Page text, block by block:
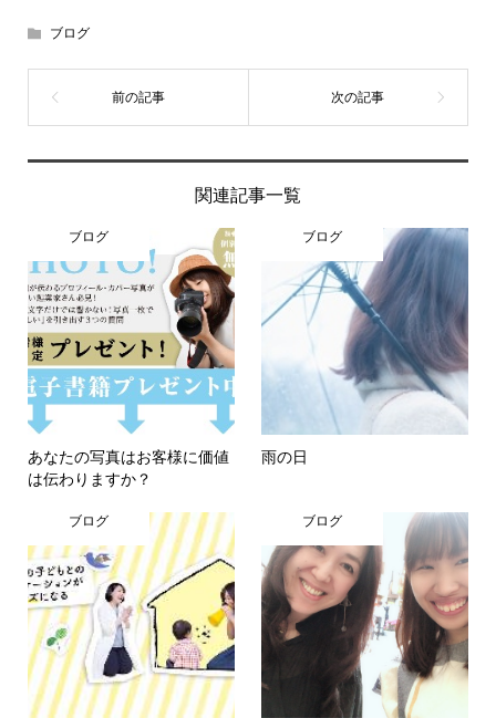
ブログ
関連記事一覧
ブログ
あなたの写真はお客様に価値
は伝わりますか？
ブログ
雨の日
ブログ ブログ